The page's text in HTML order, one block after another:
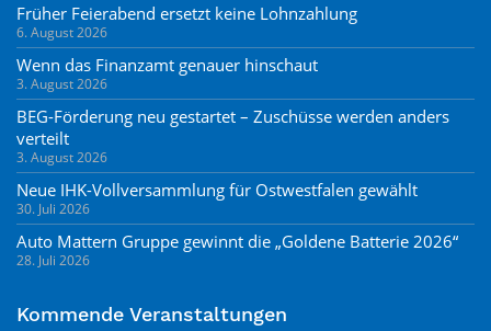
Früher Feierabend ersetzt keine Lohnzahlung
6. August 2026
Wenn das Finanzamt genauer hinschaut
3. August 2026
BEG-Förderung neu gestartet – Zuschüsse werden anders
verteilt
3. August 2026
Neue IHK-Vollversammlung für Ostwestfalen gewählt
30. Juli 2026
Auto Mattern Gruppe gewinnt die „Goldene Batterie 2026“
28. Juli 2026
Kommende Veranstaltungen